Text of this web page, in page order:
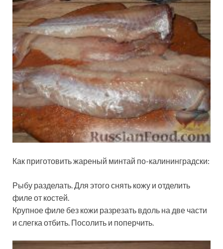
Как приготовить жареный минтай по-калининградски:
Рыбу разделать. Для этого снять кожу и отделить
филе от костей.
Крупное филе без кожи разрезать вдоль на две части
и слегка отбить. Посолить и поперчить.